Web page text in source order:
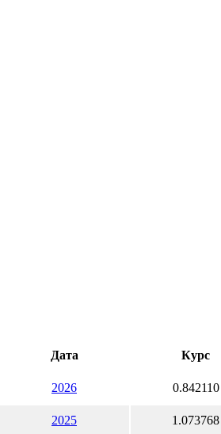
Дата Курс
2026 0.842110
2025 1.073768